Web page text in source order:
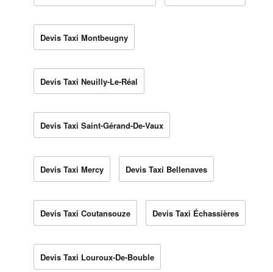
Devis Taxi Montbeugny
Devis Taxi Neuilly-Le-Réal
Devis Taxi Saint-Gérand-De-Vaux
Devis Taxi Mercy Devis Taxi Bellenaves
Devis Taxi Coutansouze Devis Taxi Échassières
Devis Taxi Louroux-De-Bouble